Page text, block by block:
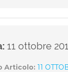
11 ottobre
Articolo: 11